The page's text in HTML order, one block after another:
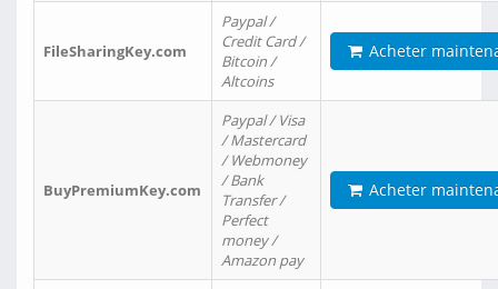
FileSharingKey.com
Paypal /
Credit Card /
Bitcoin /
Altcoins
Acheter
BuyPremiumKey.com
Paypal / Visa
/ Mastercard
/ Webmoney
/ Bank
Transfer /
Perfect
money /
Amazon pay
Acheter